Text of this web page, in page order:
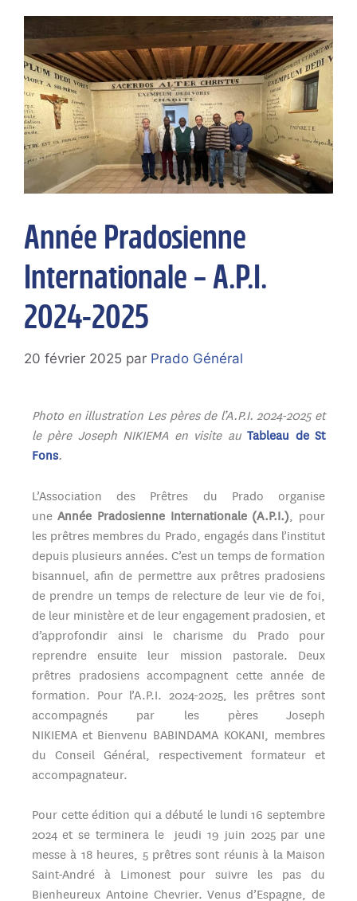
Année Pradosienne
Internationale – A.P.I.
2024-2025
20 février 2025 par Prado Général
Photo en illustration Les pères de l’A.P.I. 2024-2025 et
le père Joseph NIKIEMA en visite auTableau de St
Fons.
L’Association des Prêtres du Prado organise
une Année Pradosienne Internationale (A.P.I.), pour
les prêtres membres du Prado, engagés dans l’institut
depuis plusieurs années. C’est un temps de formation
bisannuel, afin de permettre aux prêtres pradosiens
de prendre un temps de relecture de leur vie de foi,
de leur ministère et de leur engagement pradosien, et
d’approfondir ainsi le charisme du Prado pour
reprendre ensuite leur mission pastorale. Deux
prêtres pradosiens accompagnent cette année de
formation. Pour l’A.P.I. 2024-2025, les prêtres sont
accompagnés par les pères Joseph
NIKIEMA et Bienvenu BABINDAMA KOKANI, membres
du Conseil Général, respectivement formateur et
accompagnateur.
Pour cette édition qui a débuté le lundi 16 septembre
2024 et se terminera le jeudi 19 juin 2025 par une
messe à 18 heures, 5 prêtres sont réunis à la Maison
Saint-André à Limonest pour suivre les pas du
Bienheureux Antoine Chevrier. Venus d’Espagne, de